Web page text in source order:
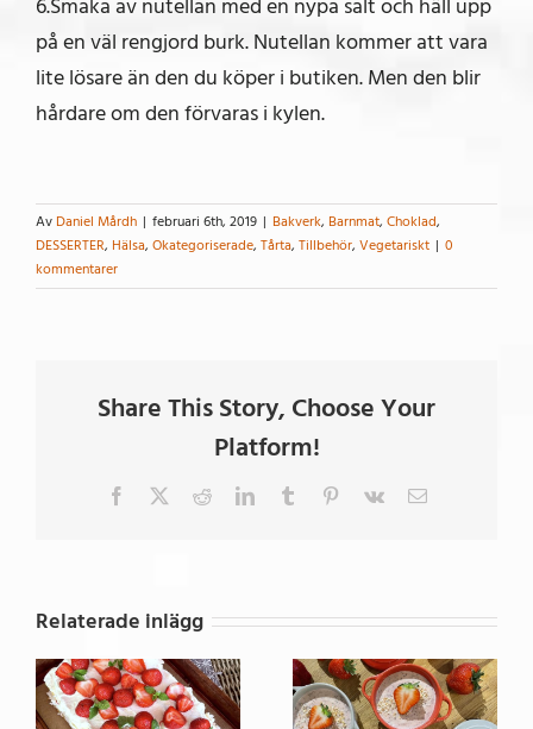
på en väl rengjord burk. Nutellan kommer att vara
lite lösare än den du köper i butiken. Men den blir
hårdare om den förvaras i kylen.
Av Daniel Mårdh | februari 6th, 2019 | Bakverk, Barnmat, Choklad,
DESSERTER, Hälsa, Okategoriserade, Tårta, Tillbehör, Vegetariskt | 0
kommentarer
Share This Story, Choose Your
Platform!
Facebook RedditLinkedInTumblr Pinterest
Vk
E-
Relaterade inlägg